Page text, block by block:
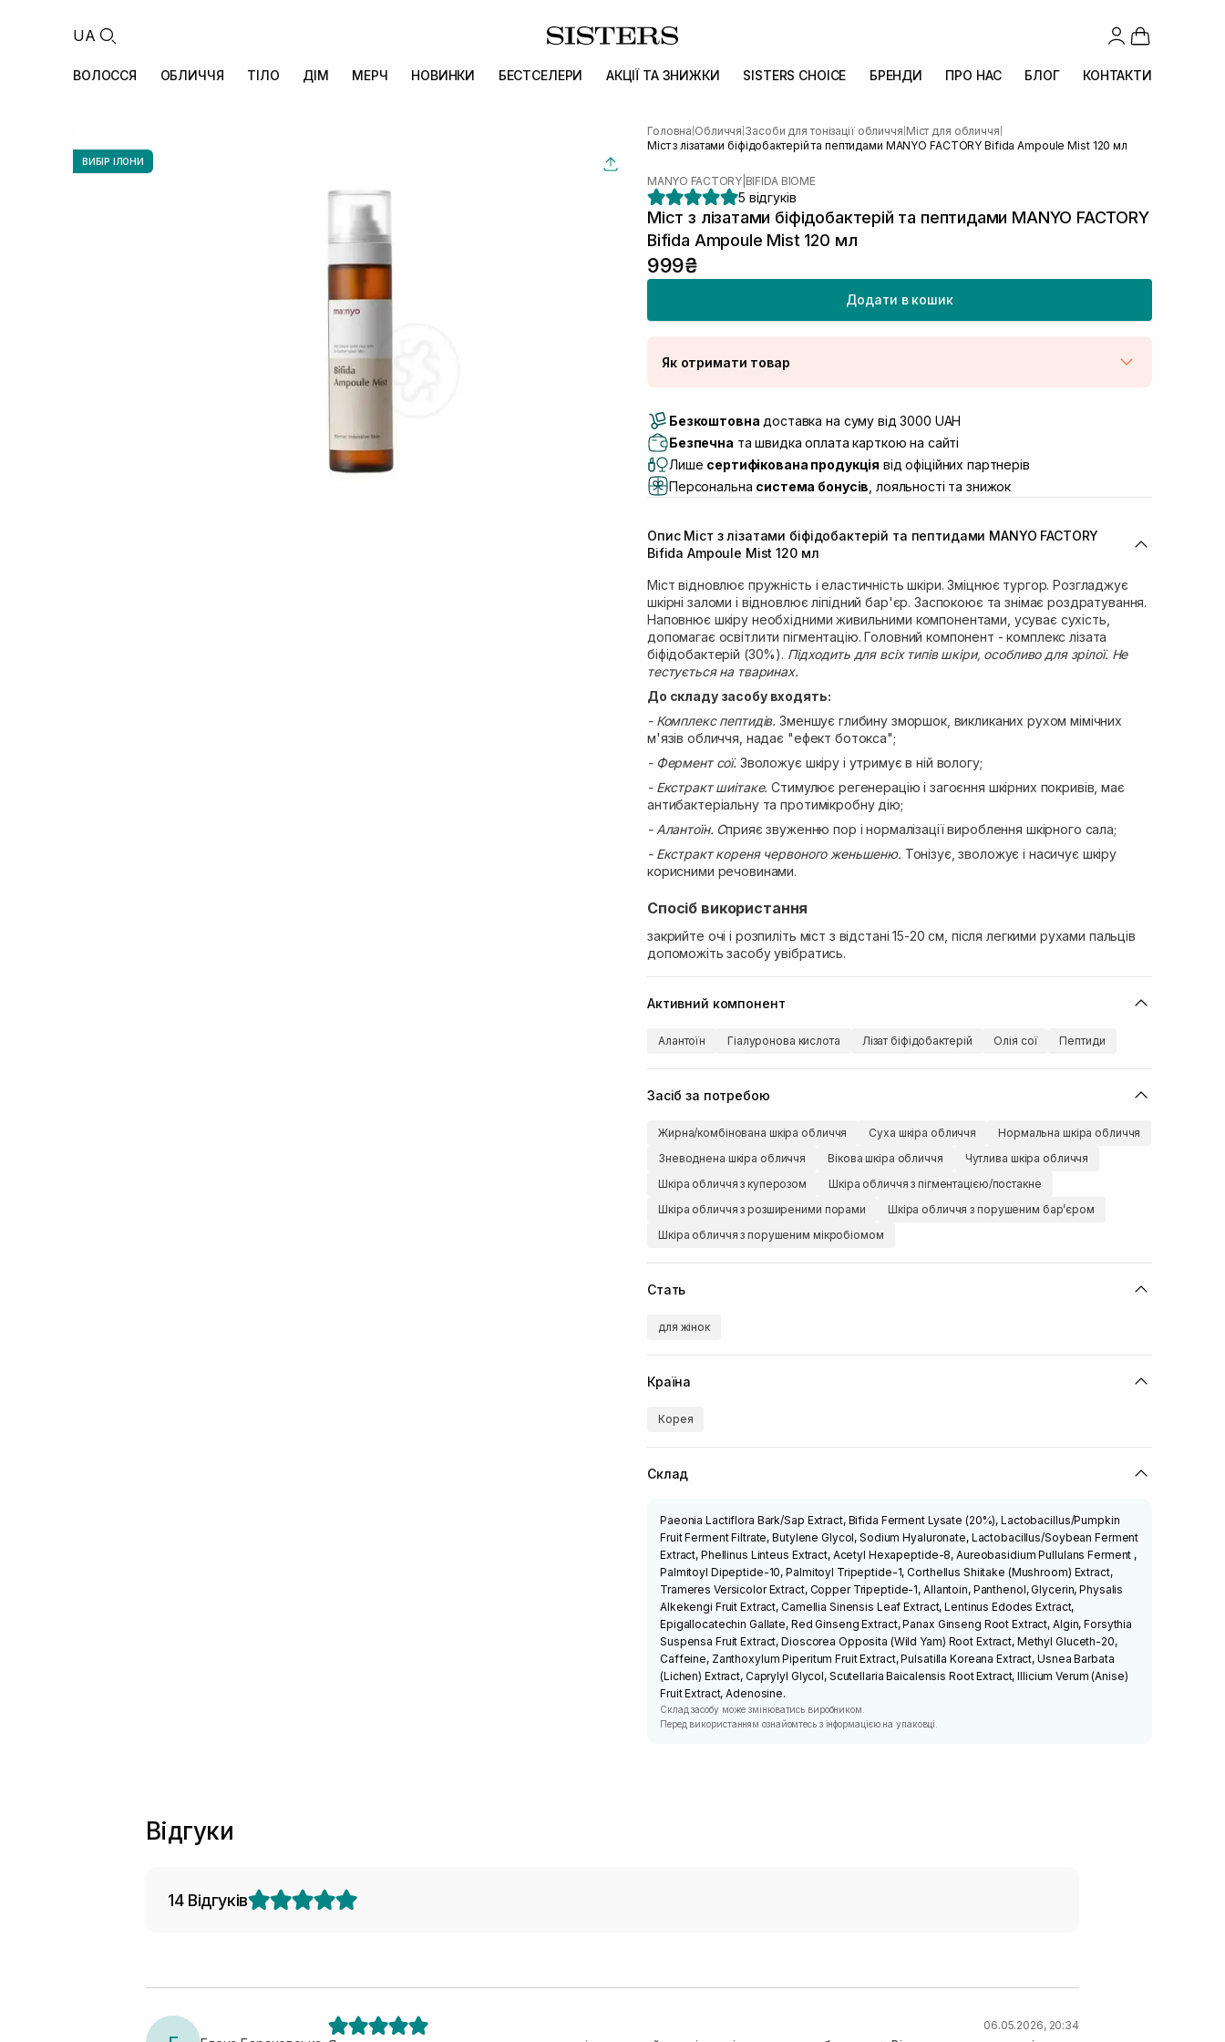
UA
ВОЛОССЯ ОБЛИЧЧЯ ТІЛО ДІМ МЕРЧ НОВИНКИ БЕСТСЕЛЕРИ АКЦІЇ ТА ЗНИЖКИ SISTERS CHOICE БРЕНДИ ПРО НАС БЛОГ КОНТАКТИ
ВИБІР ІЛОНИ
Головна Обличчя Засоби для тонізації обличчя Міст для обличчя
Міст з лізатами біфідобактерій та пептидами MANYO FACTORY Bifida Ampoule Mist 120 мл
MANYO FACTORY| BIFIDA BIOME
5 відгуків
Міст з лізатами біфідобактерій та пептидами MANYO FACTORY
Bifida Ampoule Mist 120 мл
999₴
Додати в кошик
Як отримати товар
Самовивіз м. Луцьк, вул. Винниченка 4
Самовивіз м. Львів, вул. Академіка Підстригача, 1В
(Duck’s Lake)
Самовивіз м. Львів, вул. Івана Франка 36
Самовивіз м. Львів, вул. Степана Бандери 45 В наявності
Самовивіз м. Рівне, вул. Кулика і Гудачека 23 (ТЦ Екватор) В наявності
Безкоштовна доставка на суму від 3000 UAH
Безпечна та швидка оплата карткою на сайті
Лише сертифікована продукція від офіційних партнерів
Персональна система бонусів , лояльності та знижок
Опис Міст з лізатами біфідобактерій та пептидами MANYO FACTORY
Bifida Ampoule Mist 120 мл
Міст відновлює пружність і еластичність шкіри. Зміцнює тургор. Розгладжує
шкірні заломи і відновлює ліпідний бар'єр. Заспокоює та знімає роздратування.
Наповнює шкіру необхідними живильними компонентами, усуває сухість,
допомагає освітлити пігментацію. Головний компонент - комплекс лізата
біфідобактерій (30%). Підходить для всіх типів шкіри, особливо для зрілої. Не
тестується на тваринах.
До складу засобу входять:
- Комплекс пептидів.Зменшує глибину зморшок, викликаних рухом мімічних
м'язів обличчя, надає "ефект ботокса";
- Фермент сої. Зволожує шкіру і утримує в ній вологу;
- Екстракт шиітаке.Стимулює регенерацію і загоєння шкірних покривів, має
антибактеріальну та протимікробну дію;
- Алантоїн. Сприяє звуженню пор і нормалізації вироблення шкірного сала;
- Екстракт кореня червоного женьшеню. Тонізує, зволожує і насичує шкіру
корисними речовинами.
Спосіб використання
закрийте очі і розпиліть міст з відстані 15-20 см, після легкими рухами пальців
допоможіть засобу увібратись.
Активний компонент
Алантоїн Гіалуронова кислота Лізат біфідобактерій Олія сої Пептиди
Засіб за потребою
Жирна/комбінована шкіра обличчя Суха шкіра обличчя
Нормальна шкіра обличчя
Зневоднена шкіра обличчя
Вікова шкіра обличчя
Чутлива шкіра обличчя
Шкіра обличчя з куперозом
Шкіра обличчя з пігментацією/постакне
Шкіра обличчя з розширеними порами
Шкіра обличчя з порушеним барʼєром
Шкіра обличчя з порушеним мікробіомом
Стать
для жінок
Країна
Корея
Склад
Paeonia Lactiflora Bark/Sap Extract, Bifida Ferment Lysate (20%), Lactobacillus/Pumpkin
Fruit Ferment Filtrate, Butylene Glycol, Sodium Hyaluronate, Lactobacillus/Soybean Ferment
Extract, Phellinus Linteus Extract, Acetyl Hexapeptide-8, Aureobasidium Pullulans Ferment ,
Palmitoyl Dipeptide-10, Palmitoyl Tripeptide-1, Corthellus Shiitake (Mushroom) Extract,
Trameres Versicolor Extract, Copper Tripeptide-1, Allantoin, Panthenol, Glycerin, Physalis
Alkekengi Fruit Extract, Camellia Sinensis Leaf Extract, Lentinus Edodes Extract,
Epigallocatechin Gallate, Red Ginseng Extract, Panax Ginseng Root Extract, Algin, Forsythia
Suspensa Fruit Extract, Dioscorea Opposita (Wild Yam) Root Extract, Methyl Gluceth-20,
Caffeine, Zanthoxylum Piperitum Fruit Extract, Pulsatilla Koreana Extract, Usnea Barbata
(Lichen) Extract, Caprylyl Glycol, Scutellaria Baicalensis Root Extract, Illicium Verum (Anise)
Fruit Extract, Adenosine.
Склад засобу може змінюватись виробником.
Перед використанням ознайомтесь з інформацією на упаковці.
Відгуки
14 Відгуків
06.05.2026, 20:34